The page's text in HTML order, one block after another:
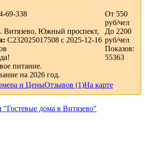
69-338
Витязево, Южный проспект,
С232025017508 с 2025-12-16
питание.
на 2026 год.
От 550
руб/чел
До 2200
руб/чел
Показов:
55363
и ЦеныОтзывов (1)На карте
"Гостевые дома в Витязево"